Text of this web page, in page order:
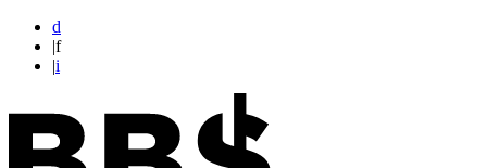
d
|f
|i